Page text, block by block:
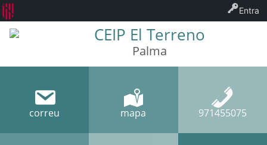
CEIP El Terreno
Palma
correu mapa 971455075
Entra